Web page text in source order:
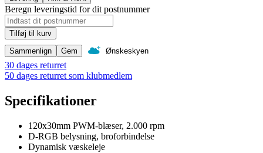
Beregn leveringstid for dit postnummer
Tilføj til kurv
Sammenlign
Gem Ønskeskyen
30 dages returret
50 dages returret som klubmedlem
Specifikationer
120x30mm PWM-blæser, 2.000 rpm
D-RGB belysning, broforbindelse
Dynamisk væskeleje